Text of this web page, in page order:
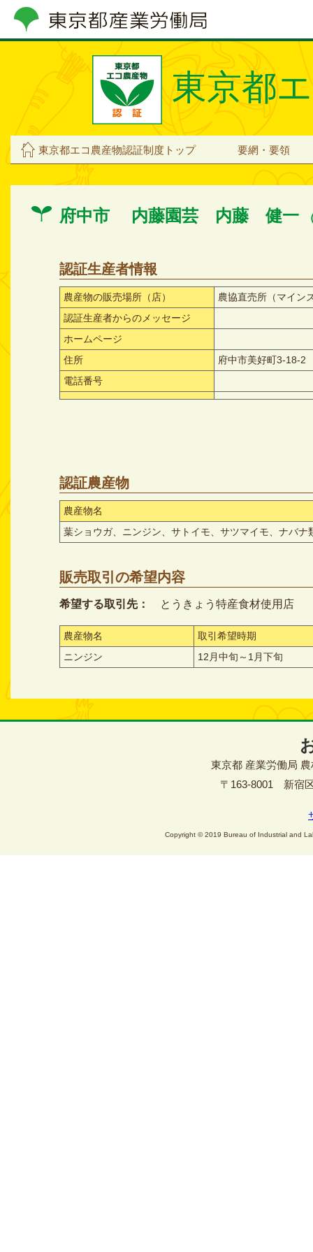
東京都
東京都エコ農産物認証制度トップ 要網・要領
府中市 内藤園芸 内藤 健一
認証生産者情報
農産物の販売場所（店）
農協直売所（マイン
認証生産者からのメッセージ
ホームページ
住所
府中市美好町3-18-2
電話番号
認証農産物
農産物名
葉ショウガ、ニンジン、サトイモ、サツマイモ、ナバナ
販売取引の希望内容
希望する取引先： とうきょう特産食材使用店
農産物名
取引希望時期
ニンジン
12月中旬～1月下旬
東京都 産業労働局
〒163-8001 新宿
Copyright © 2019 Bureau of Industrial and